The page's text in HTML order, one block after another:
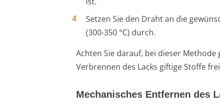
Setzen Sie den Draht an die
(300-350 °C) durch.
Achten Sie darauf, bei dieser
Verbrennen des Lacks giftige Stoffe
Mechanisches Entfernen des